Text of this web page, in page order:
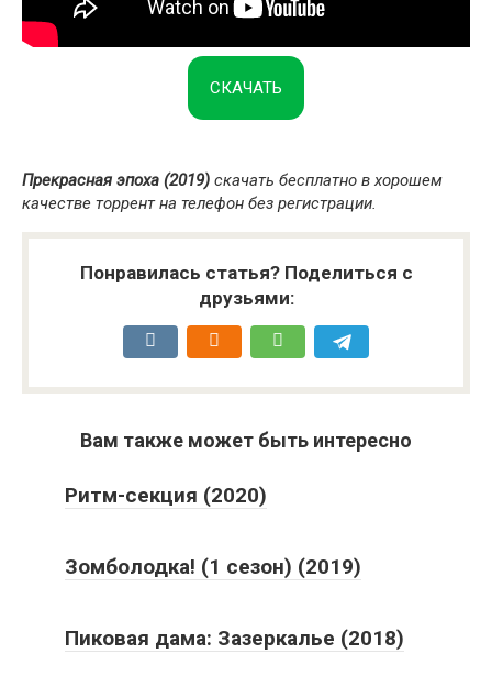
СКАЧАТЬ
Прекрасная эпоха (2019) скачать бесплатно в хорошем
качестве торрент на телефон без регистрации.
Понравилась статья? Поделиться с
друзьями:
Вам также может быть интересно
Ритм-секция (2020)
Зомболодка! (1 сезон) (2019)
Пиковая дама: Зазеркалье (2018)